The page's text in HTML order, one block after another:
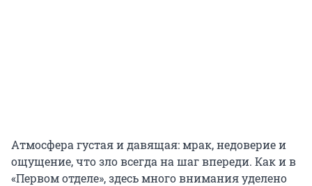
Атмосфера густая и давящая: мрак, недоверие и
ощущение, что зло всегда на шаг впереди. Как и в
«Первом отделе», здесь много внимания уделено